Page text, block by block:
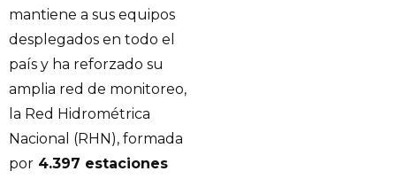
mantiene a sus equipos
desplegados en todo el
país y ha reforzado su
amplia red de monitoreo,
la Red Hidrométrica
Nacional (RHN), formada
por 4.397 estaciones